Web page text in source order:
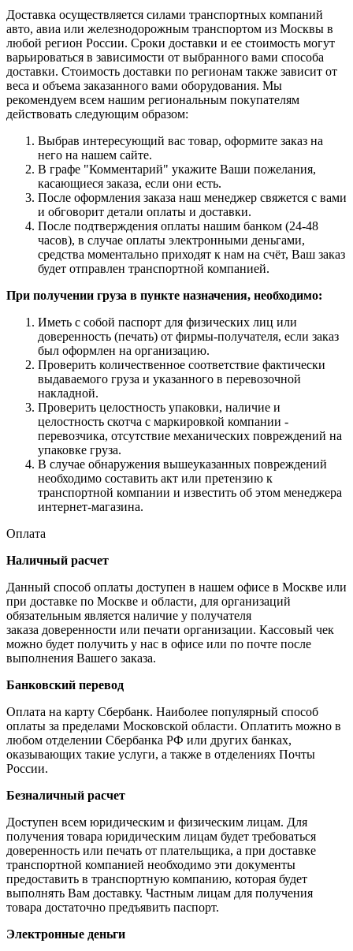
Доставка осуществляется силами транспортных компаний
авто, авиа или железнодорожным транспортом из Москвы в
любой регион России. Сроки доставки и ее стоимость могут
варьироваться в зависимости от выбранного вами способа
доставки. Стоимость доставки по регионам также зависит от
веса и объема заказанного вами оборудования. Мы
рекомендуем всем нашим региональным покупателям
действовать следующим образом:
Выбрав интересующий вас товар, оформите заказ на
него на нашем сайте.
В графе "Комментарий" укажите Ваши пожелания,
касающиеся заказа, если они есть.
После оформления заказа наш менеджер свяжется с вами
и обговорит детали оплаты и доставки.
После подтверждения оплаты нашим банком (24-48
часов), в случае оплаты электронными деньгами,
средства моментально приходят к нам на счёт, Ваш заказ
будет отправлен транспортной компанией.
При получении груза в пункте назначения, необходимо:
Иметь с собой паспорт для физических лиц или
доверенность (печать) от фирмы-получателя, если заказ
был оформлен на организацию.
Проверить количественное соответствие фактически
выдаваемого груза и указанного в перевозочной
накладной.
Проверить целостность упаковки, наличие и
целостность скотча с маркировкой компании -
перевозчика, отсутствие механических повреждений на
упаковке груза.
В случае обнаружения вышеуказанных повреждений
необходимо составить акт или претензию к
транспортной компании и известить об этом менеджера
интернет-магазина.
Оплата
Наличный расчет
Данный способ оплаты доступен в нашем офисе в Москве или
при доставке по Москве и области, для организаций
обязательным является наличие у получателя
заказа доверенности или печати организации. Кассовый чек
можно будет получить у нас в офисе или по почте после
выполнения Вашего заказа.
Банковский перевод
Оплата на карту Сбербанк. Наиболее популярный способ
оплаты за пределами Московской области. Оплатить можно в
любом отделении Сбербанка РФ или других банках,
оказывающих такие услуги, а также в отделениях Почты
России.
Безналичный расчет
Доступен всем юридическим и физическим лицам. Для
получения товара юридическим лицам будет требоваться
доверенность или печать от плательщика, а при доставке
транспортной компанией необходимо эти документы
предоставить в транспортную компанию, которая будет
выполнять Вам доставку. Частным лицам для получения
товара достаточно предъявить паспорт.
Электронные деньги